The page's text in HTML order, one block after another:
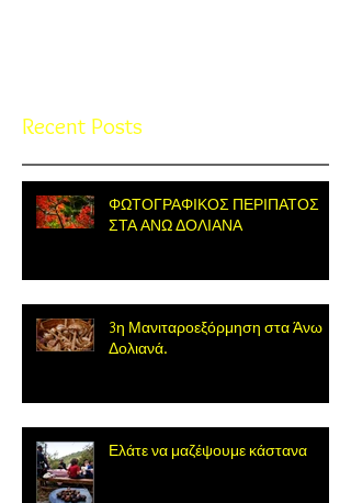
Recent Posts
ΦΩΤΟΓΡΑΦΙΚΟΣ ΠΕΡΙΠΑΤΟΣ
ΣΤΑ ΑΝΩ ΔΟΛΙΑΝΑ
3η Μανιταροεξόρμηση στα Άνω
Δολιανά.
Ελάτε να μαζέψουμε κάστανα